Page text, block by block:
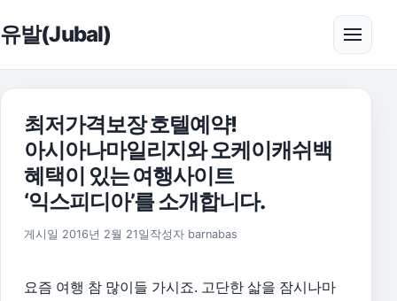
유발(Jubal) 메뉴
최저가격보장 호텔예약!
아시아나마일리지와 오케이캐쉬백
혜택이 있는 여행사이트
‘익스피디아’를 소개합니다.
게시일 2016년 2월 21일 2016년 5월 28일
작성자 barnabas
요즘 여행 참 많이들 가시죠. 고단한 삷을 잠시나마